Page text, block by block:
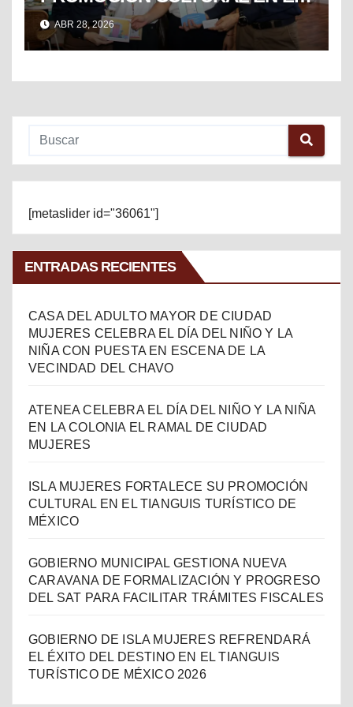
TIANGUIS TURÍSTICO DE
MÉXICO
ABR 28, 2026
[metaslider id="36061"]
ENTRADAS RECIENTES
CASA DEL ADULTO MAYOR DE CIUDAD
MUJERES CELEBRA EL DÍA DEL NIÑO Y LA
NIÑA CON PUESTA EN ESCENA DE LA
VECINDAD DEL CHAVO
ATENEA CELEBRA EL DÍA DEL NIÑO Y LA NIÑA
EN LA COLONIA EL RAMAL DE CIUDAD
MUJERES
ISLA MUJERES FORTALECE SU PROMOCIÓN
CULTURAL EN EL TIANGUIS TURÍSTICO DE
MÉXICO
GOBIERNO MUNICIPAL GESTIONA NUEVA
CARAVANA DE FORMALIZACIÓN Y PROGRESO
DEL SAT PARA FACILITAR TRÁMITES FISCALES
GOBIERNO DE ISLA MUJERES REFRENDARÁ
EL ÉXITO DEL DESTINO EN EL TIANGUIS
TURÍSTICO DE MÉXICO 2026